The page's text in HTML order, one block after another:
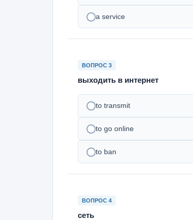
a service
ВОПРОС 3
выходить в интернет
to transmit
to go online
to ban
ВОПРОС 4
сеть